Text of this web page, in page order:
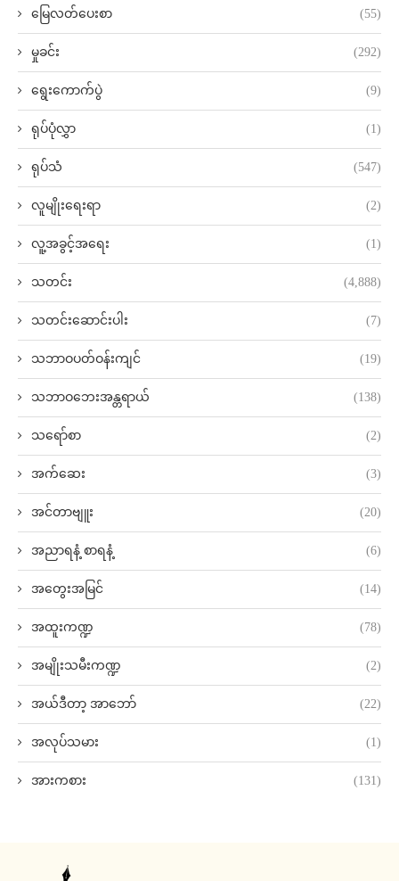
မြေလတ်ပေးစာ (55)
မှုခင်း (292)
ရွေးကောက်ပွဲ (9)
ရုပ်ပုံလွှာ (1)
ရုပ်သံ (547)
လူမျိုးရေးရာ (2)
လူ့အခွင့်အရေး (1)
သတင်း (4,888)
သတင်းဆောင်းပါး (7)
သဘာဝပတ်ဝန်းကျင် (19)
သဘာဝဘေးအန္တရာယ် (138)
သရော်စာ (2)
အက်ဆေး (3)
အင်တာဗျူး (20)
အညာရနံ့ စာရနံ့ (6)
အတွေးအမြင် (14)
အထူးကဏ္ဍ (78)
အမျိုးသမီးကဏ္ဍ (2)
အယ်ဒီတာ့ အာဘော် (22)
အလုပ်သမား (1)
အားကစား (131)